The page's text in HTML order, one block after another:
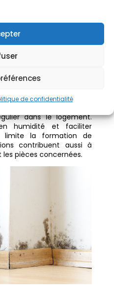
de confidentialité
central dans la gestion
notamment dans les
circule souvent mal.
l’humidité produite
condensation sur les
ou l’amélioration d’un
dans le logement.
humidité et faciliter
limite la formation de
contribuent aussi à
pièces concernées.